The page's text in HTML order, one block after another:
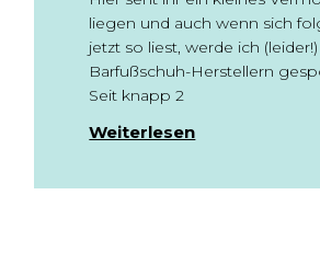
liegen und auch wenn sich
jetzt so liest, werde ich
Barfußschuh-Herstellern
Seit knapp 2
Weiterlesen